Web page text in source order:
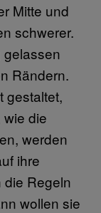
Mitte und
schwerer.
Rändern.
gestaltet,
die
werden
ihre
Regeln
wollen sie